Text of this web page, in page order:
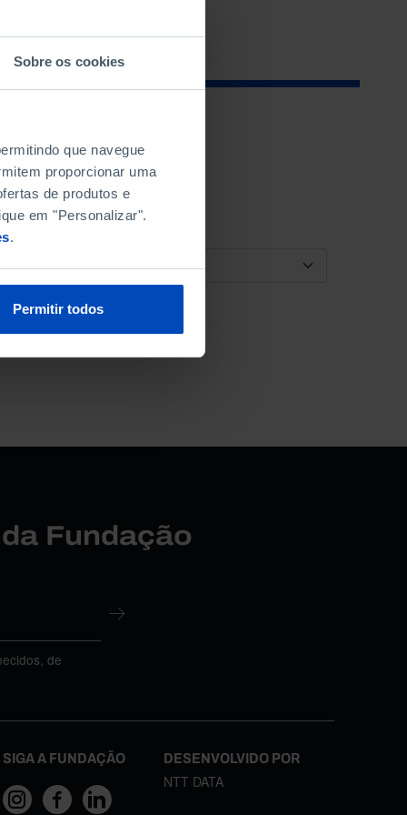
Sobre os cookies
que navegue
proporcionar uma
de produtos e
em "Personalizar".
.
Permitir todos
ORDENAR POR
Fundação
de
SIGA A FUNDAÇÃO DESENVOLVIDO POR
NTT DATA